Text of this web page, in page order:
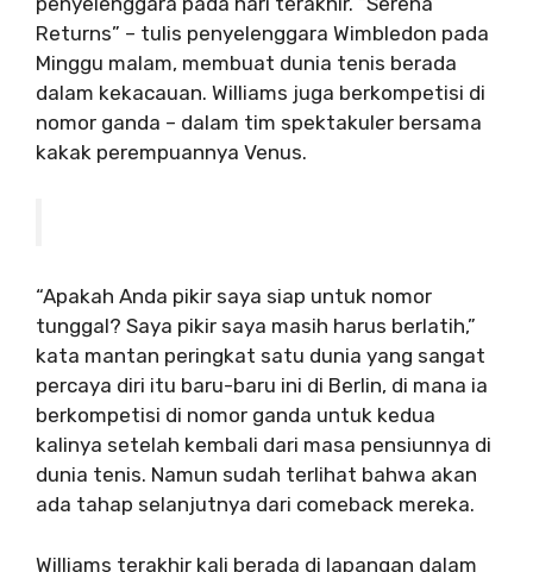
Returns” – tulis penyelenggara Wimbledon pada
Minggu malam, membuat dunia tenis berada
dalam kekacauan. Williams juga berkompetisi di
nomor ganda – dalam tim spektakuler bersama
kakak perempuannya Venus.
“Apakah Anda pikir saya siap untuk nomor
tunggal? Saya pikir saya masih harus berlatih,”
kata mantan peringkat satu dunia yang sangat
percaya diri itu baru-baru ini di Berlin, di mana ia
berkompetisi di nomor ganda untuk kedua
kalinya setelah kembali dari masa pensiunnya di
dunia tenis. Namun sudah terlihat bahwa akan
ada tahap selanjutnya dari comeback mereka.
Williams terakhir kali berada di lapangan dalam